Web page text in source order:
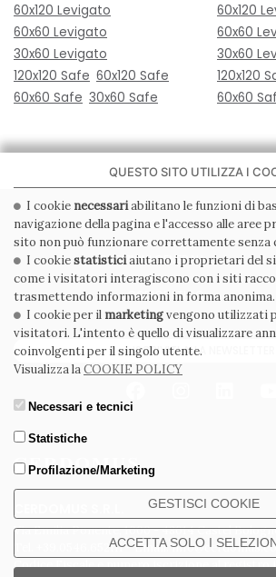
60x120 Levigato
60x60 Levigato
30x60 Levigato
120x120 Safe 60x120 Safe
60x60 Safe 30x60 Safe
60x120
60x60
30x60
120x120
60x60
Via Emilia Ponente, 1000 - 48014 Castel
Tel. +39.0546.652111 - Email:
Codice Fiscale e numero iscrizione al registro
PRIVACY POLICY
CONDIZIONI GENERALI
CODICE ETICO
ISCRIVITI ALLA NEWSLETTER
QUESTO SITO UTILIZZA I
I cookie necessariabilitano le funzioni di
navigazione della pagina e l'accesso alle aree
sito non può funzionare correttamente senza
I cookiestatisticiaiutano i proprietari del
come i visitatori interagiscono con i siti
trasmettendo informazioni in forma anonima.
I cookie per il marketingvengono utilizzati
visitatori. L'intento è quello di visualizzare
coinvolgenti per il singolo utente.
Visualizza laCOOKIE POLICY
Necessari e tecnici
Statistiche
Profilazione/Marketing
GESTISCI COOKIE
ACCETTA SOLO I